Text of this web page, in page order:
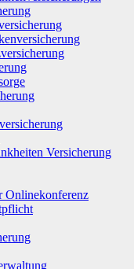
Versicherung
Onlinekonferenz